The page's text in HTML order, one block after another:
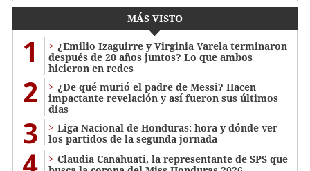
MÁS VISTO
1
¿Emilio Izaguirre y Virginia Varela terminaron
después de 20 años juntos? Lo que ambos
hicieron en redes
2
¿De qué murió el padre de Messi? Hacen
impactante revelación y así fueron sus últimos
días
3
Liga Nacional de Honduras: hora y dónde ver
los partidos de la segunda jornada
Claudia Canahuati, la representante de SPS que